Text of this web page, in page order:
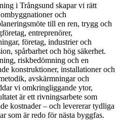
i Trångsund skapar vi rätt
och
till en ren, trygg och
entreprenörer,
företag, industrier och
spårbarhet och hög säkerhet.
riskbedömning och en
konstruktioner, installationer och
avskärmningar och
vi omkringliggande ytor,
är ett rivningsarbete som
kostnader – och levererar tydliga
som är redo för nästa byggfas.